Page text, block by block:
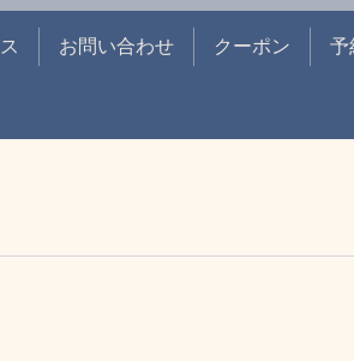
お問い合わせ クーポン 予